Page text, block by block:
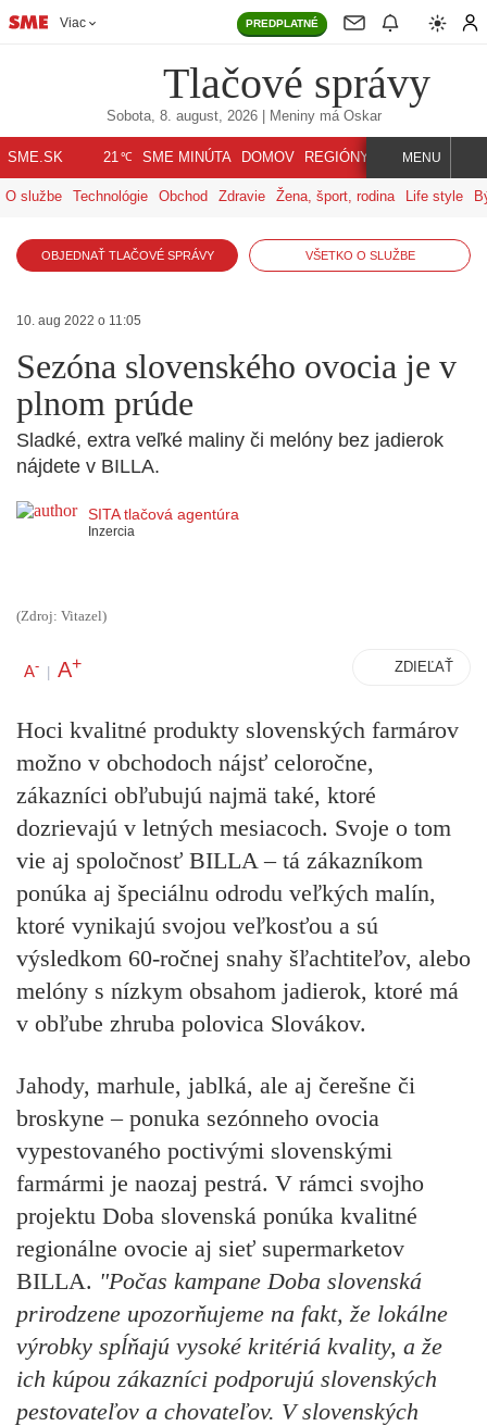
Viac PREDPLATNÉ
Tlačové správy
Sobota, 8. august, 2026| Meniny má Oskar
SME.SK 21℃ SME MINÚTA DOMOV REGIÓNY INDEX SVET
MENU
O službe Technológie Obchod Zdravie Žena, šport, rodina Life style
OBJEDNAŤ TLAČOVÉ SPRÁVY VŠETKO O SLUŽBE
10. aug 2022 o 11:05
Sezóna slovenského ovocia je v
plnom prúde
Sladké, extra veľké maliny či melóny bez jadierok
nájdete v BILLA.
SITA tlačová agentúra
Inzercia
(Zdroj: Vitazel)
A- | A+ ZDIEĽAŤ
Hoci kvalitné produkty slovenských farmárov
možno v obchodoch nájsť celoročne,
zákazníci obľubujú najmä také, ktoré
dozrievajú v letných mesiacoch. Svoje o tom
vie aj spoločnosť BILLA – tá zákazníkom
ponúka aj špeciálnu odrodu veľkých malín,
ktoré vynikajú svojou veľkosťou a sú
výsledkom 60-ročnej snahy šľachtiteľov, alebo
melóny s nízkym obsahom jadierok, ktoré má
v obľube zhruba polovica Slovákov.
Jahody, marhule, jablká, ale aj čerešne či
broskyne – ponuka sezónneho ovocia
vypestovaného poctivými slovenskými
farmármi je naozaj pestrá. V rámci svojho
projektu Doba slovenská ponúka kvalitné
regionálne ovocie aj sieť supermarketov
BILLA. "Počas kampane Doba slovenská
prirodzene upozorňujeme na fakt, že lokálne
výrobky spĺňajú vysoké kritériá kvality, a že
ich kúpou zákazníci podporujú slovenských
pestovateľov a chovateľov. V slovenských